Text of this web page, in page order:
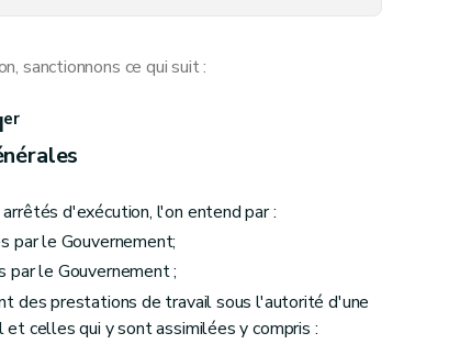
sanctionnons ce qui suit :
er
d'exécution, l'on entend par :
par le Gouvernement;
par le Gouvernement;
des prestations de travail sous l'autorité d'une
celles qui y sont assimilées y compris :